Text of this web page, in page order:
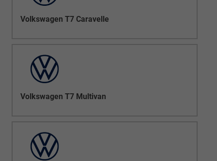
Volkswagen T7 Caravelle
Volkswagen T7 Multivan